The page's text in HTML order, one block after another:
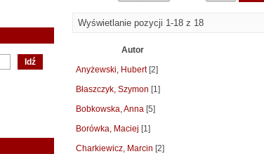
Wyświetlanie pozycji 1-18 z 18
Autor
Anyżewski, Hubert[2]
Błaszczyk, Szymon [1]
Bobkowska, Anna [5]
Borówka, Maciej [1]
Charkiewicz, Marcin [2]